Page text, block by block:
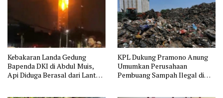
Kebakaran Landa Gedung
Bapenda DKI di Abdul Muis,
Api Diduga Berasal dari Lantai
KPL Dukung Pramono Anung
Umumkan Perusahaan
Pembuang Sampah Ilegal di